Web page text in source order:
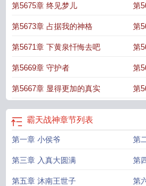
婆霸天战神免费阅读 霸天战神几个女主
天战皇霸天战神TXT全文霸天战神典 霸
精校霸天战皇百度百科霸天战神杨一 霸
念霸天战神百度百科 霸天战神
度百科霸天战神陈少风TXT霸天战神TXT
天战神陈少风霸天战神陈少风txt霸天战神
皇全文免费阅读
第5675章 终见梦儿 第
第5673章 占据我的神格 第
第5671章 下黄泉忏悔去吧 第
第5669章 守护者 第
第5667章 显得更加的真实 第
霸天战神章节列表
第一章 小侯爷 第
第三章 入真大圆满 第
第五章 沐南王世子 第